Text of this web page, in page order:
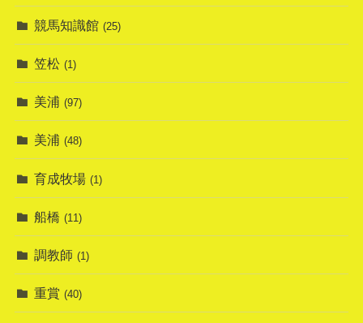
競馬知識館 (25)
笠松 (1)
美浦 (97)
美浦 (48)
育成牧場 (1)
船橋 (11)
調教師 (1)
重賞 (40)